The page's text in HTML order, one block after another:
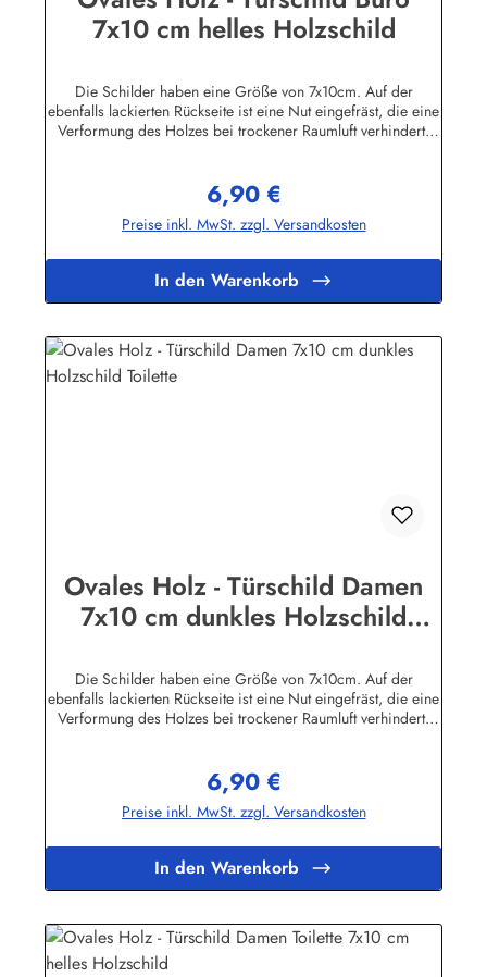
7x10 cm helles Holzschild
Die Schilder haben eine Größe von 7x10cm. Auf der
ebenfalls lackierten Rückseite ist eine Nut eingefräst, die eine
Verformung des Holzes bei trockener Raumluft verhindert.
Massivholz gefertigt, mehrfach lackiert und geschliffen, dann
ebenfalls in Handarbeit mit Siebdruck beschriftet und mit
einem Schutzlack versehen. Das Holz ist abgelagert, es
auf unserem Farmgrundstück entwurzelten Bäumen.
Geringfügige Abweichungen in der Maserung sind
fertigungsbedingt.Herstellerinformationen:Buddel-Bini Inh.
Hamburginfo@buddel.de
Regulärer Preis:
6,90 €
Preise inkl. MwSt. zzgl. Versandkosten
In den Warenkorb
Ovales Holz - Türschild Damen
7x10 cm dunkles Holzschild
Die Schilder haben eine Größe von 7x10cm. Auf der
ebenfalls lackierten Rückseite ist eine Nut eingefräst, die eine
Verformung des Holzes bei trockener Raumluft verhindert.
Massivholz gefertigt, mehrfach lackiert und geschliffen, dann
ebenfalls in Handarbeit mit Siebdruck beschriftet und mit
einem Schutzlack versehen. Das Holz ist abgelagert, es
auf unserem Farmgrundstück entwurzelten Bäumen.
Geringfügige Abweichungen in der Maserung sind
fertigungsbedingt.Herstellerinformationen:Buddel-Bini Inh.
Hamburginfo@buddel.de
Regulärer Preis:
6,90 €
Preise inkl. MwSt. zzgl. Versandkosten
In den Warenkorb